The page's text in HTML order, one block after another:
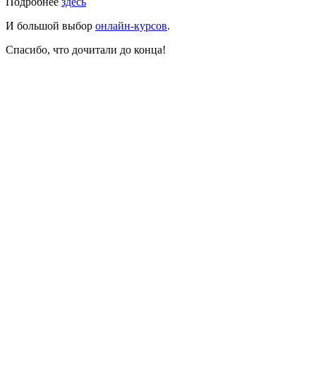
И большой выбор онлайн-курсов.
Спасибо, что дочитали до конца!